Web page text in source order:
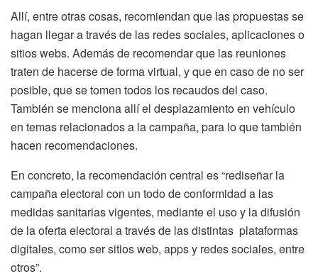
Allí, entre otras cosas, recomiendan que las propuestas se
hagan llegar a través de las redes sociales, aplicaciones o
sitios webs. Además de recomendar que las reuniones
traten de hacerse de forma virtual, y que en caso de no ser
posible, que se tomen todos los recaudos del caso.
También se menciona allí el desplazamiento en vehículo
en temas relacionados a la campaña, para lo que también
hacen recomendaciones.
En concreto, la recomendación central es “rediseñar la
campaña electoral con un todo de conformidad a las
medidas sanitarias vigentes, mediante el uso y la difusión
de la oferta electoral a través de las distintas plataformas
digitales, como ser sitios web, apps y redes sociales, entre
otros”.